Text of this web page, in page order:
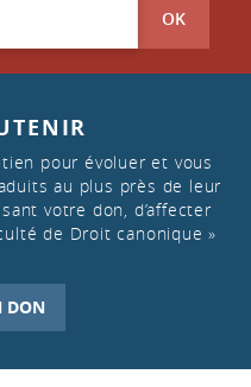
OK
pour évoluer et vous
au plus près de leur
votre don, d’affecter
de Droit canonique »
DON